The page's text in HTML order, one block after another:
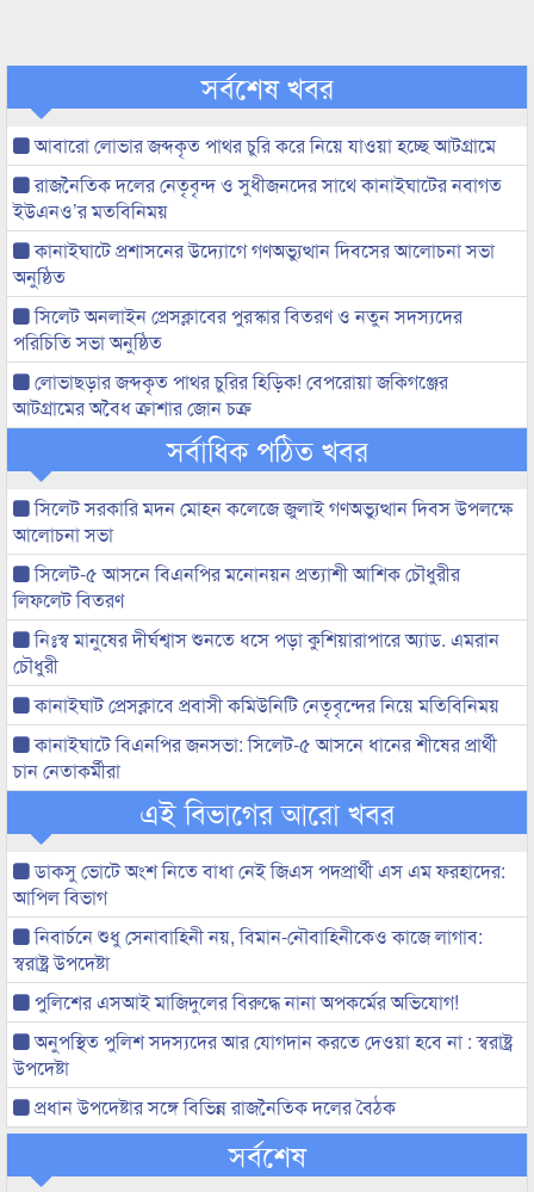
সর্বশেষ খবর
আবারো লোভার জব্দকৃত পাথর চুরি করে নিয়ে যাওয়া হচ্ছে আটগ্রামে
রাজনৈতিক দলের নেতৃবৃন্দ ও সুধীজনদের সাথে কানাইঘাটের নবাগত
ইউএনও’র মতবিনিময়
কানাইঘাটে প্রশাসনের উদ্যোগে গণঅভ্যুত্থান দিবসের আলোচনা সভা
অনুষ্ঠিত
সিলেট অনলাইন প্রেসক্লাবের পুরস্কার বিতরণ ও নতুন সদস্যদের
পরিচিতি সভা অনুষ্ঠিত
লোভাছড়ার জব্দকৃত পাথর চুরির হিড়িক! বেপরোয়া জকিগঞ্জের
আটগ্রামের অবৈধ ক্রাশার জোন চক্র
সর্বাধিক পঠিত খবর
সিলেট সরকারি মদন মোহন কলেজে জুলাই গণঅভ্যুত্থান দিবস উপলক্ষে
আলোচনা সভা
সিলেট-৫ আসনে বিএনপির মনোনয়ন প্রত্যাশী আশিক চৌধুরীর
লিফলেট বিতরণ
নিঃস্ব মানুষের দীর্ঘশ্বাস শুনতে ধসে পড়া কুশিয়ারাপারে অ্যাড. এমরান
চৌধুরী
কানাইঘাট প্রেসক্লাবে প্রবাসী কমিউনিটি নেতৃবৃন্দের নিয়ে মতিবিনিময়
কানাইঘাটে বিএনপির জনসভা: সিলেট-৫ আসনে ধানের শীষের প্রার্থী
চান নেতাকর্মীরা
এই বিভাগের আরো খবর
ডাকসু ভোটে অংশ নিতে বাধা নেই জিএস পদপ্রার্থী এস এম ফরহাদের:
আপিল বিভাগ
নিবার্চনে শুধু সেনাবাহিনী নয়, বিমান-নৌবাহিনীকেও কাজে লাগাব:
স্বরাষ্ট্র উপদেষ্টা
পুলিশের এসআই মাজিদুলের বিরুদ্ধে নানা অপকর্মের অভিযোগ!
অনুপস্থিত পুলিশ সদস্যদের আর যোগদান করতে দেওয়া হবে না : স্বরাষ্ট্র
উপদেষ্টা
প্রধান উপদেষ্টার সঙ্গে বিভিন্ন রাজনৈতিক দলের বৈঠক
সর্বশেষ